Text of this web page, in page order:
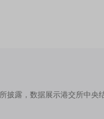
披露，数据展示港交所中